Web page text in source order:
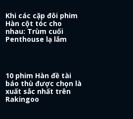
Khi các cặp đôi phim
Hàn cột tóc cho
nhau: Trùm cuối
Penthouse lạ lắm
10 phim Hàn đề tài
báo thù được chọn là
xuất sắc nhất trên
Rakingoo